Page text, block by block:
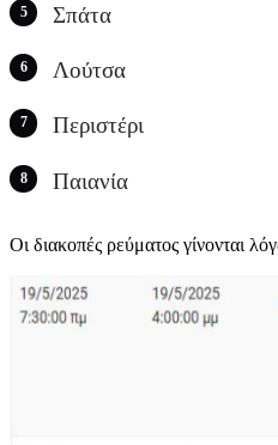
Σπάτα
Λούτσα
Περιστέρι
Παιανία
Οι διακοπές ρεύματος γίνονται